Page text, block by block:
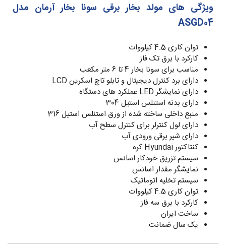
ویژگی های مولد بخار برقی سونا بخار آرمان مدل
ASGD04
توان کاری 4.5 کیلووات
کارکرد با برق تک فاز
مناسب برای سونا بخار 4 تا 6 متر مکعب
دارای برد کنترل دیجیتال و تابلو تاچ اسکرین LCD
دارای نمایشگر LED عملکرد های دستگاه
دارای بدنه استنلس استیل 304
منبع داخلی ساخته شده از ورق استنلس استیل 316
دارای لول کنترلر برای کنترل سطح آب
دارای شیر برقی ورودی آب
کنتاکتور Hyundai کره
سیستم تزریق خودکار اسانس
نمایشگر مقدار اسانس
سیستم تخلیه اتوماتیک
توان کاری 4.5 کیلووات
کارکرد با برق سه فاز
ساخت ایران
یک سال ضمانت